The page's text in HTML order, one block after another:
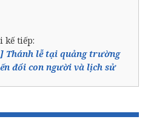
kế tiếp:
Thánh lễ tại quảng trường
đổi con người và lịch sử